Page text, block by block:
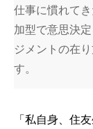
仕事に慣れて
加型で意思決
ジメントの在
す。
「私自身、住